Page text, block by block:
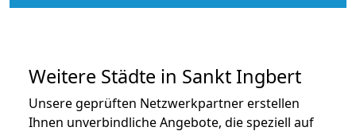
Weitere Städte in Sankt Ingbert
Unsere geprüften Netzwerkpartner erstellen
Ihnen unverbindliche Angebote, die speziell auf